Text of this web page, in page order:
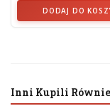
DODAJ DO
Inni Kupili